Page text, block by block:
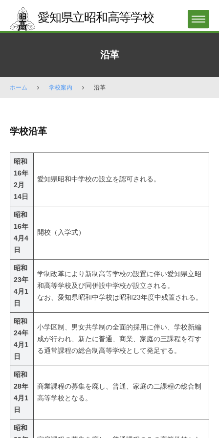
content
愛知県立昭和高等学校 MENU
沿革
ホーム 学校案内 沿革
沿
2026
年
月
27
日
学校沿革
昭和
16年
2月
14日
愛知県昭和中学校の設立を認可される。
昭和
16年
4月4
日
開校（入学式）
昭和
23年
4月1
日
学制改革により新制高等学校の設置に伴い愛知県立昭
和高等学校及び同併設中学校が設立される。
なお、愛知県昭和中学校は昭和23年度中残置される。
昭和
24年
4月1
日
小学区制、男女共学制の全面的採用に伴い、学校新編
成が行われ、新たに普通、商業、家庭の三課程を有す
る通常課程の総合制高等学校として発足する。
昭和
28年
4月1
日
商業課程の募集を廃し、普通、家庭の二課程の総合制
高等学校となる。
昭和